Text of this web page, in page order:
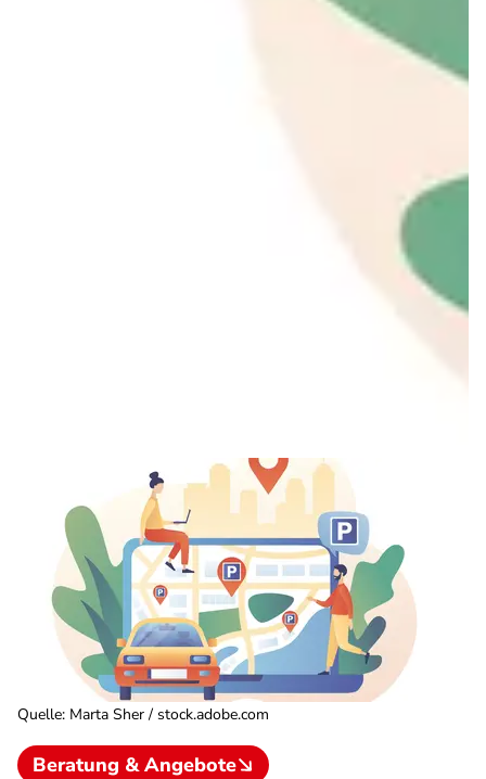
Quelle: Marta Sher / stock.adobe.com
Beratung & Angebote